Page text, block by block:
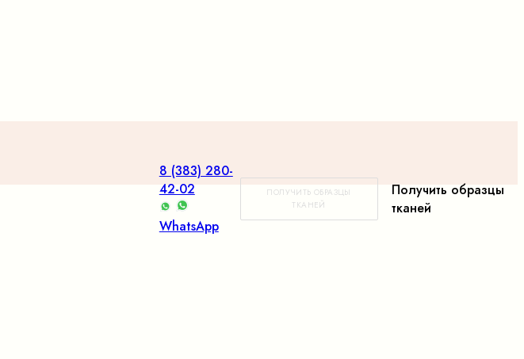
8 (383) 280-
42-02
WhatsApp
ПОЛУЧИТЬ ОБРАЗЦЫ
ТКАНЕЙ
Получить образцы
тканей